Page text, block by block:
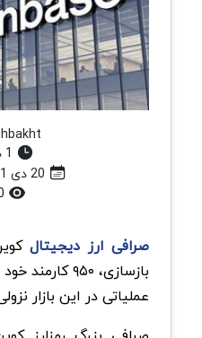
صرافی ارز دیجیتال
بازسازی، ۹۵۰
عملیاتی در این بازار